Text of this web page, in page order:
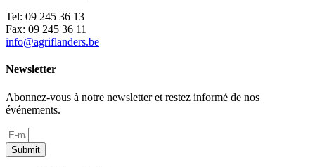
Tel: 09 245 36 13
Fax: 09 245 36 11
info@agriflanders.be
Newsletter
Abonnez-vous à notre newsletter et restez informé de nos
événements.
Submit